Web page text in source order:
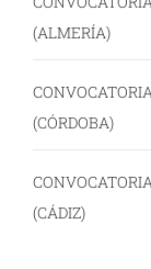
(ALMERÍA)
(CÓRDOBA)
(CÁDIZ)